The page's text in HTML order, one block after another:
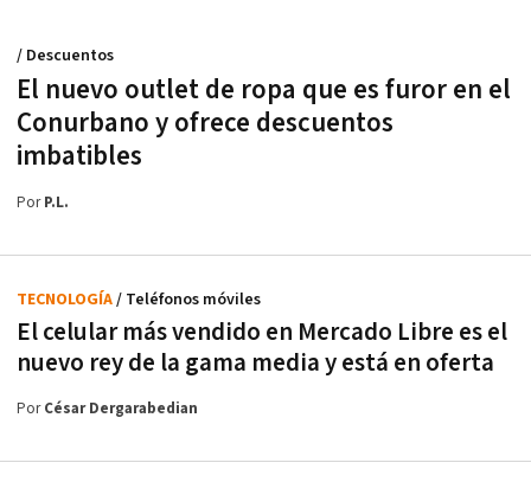
El nuevo outlet de ropa que es furor en el
Conurbano y ofrece descuentos
imbatibles
/ Descuentos
PorP.L.
El celular más vendido en Mercado Libre es el
nuevo rey de la gama media y está en oferta
TECNOLOGÍA/ Teléfonos móviles
PorCésar Dergarabedian